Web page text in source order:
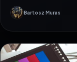
Bartosz Muras